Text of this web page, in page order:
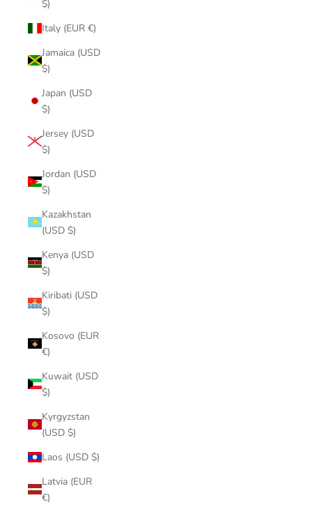
$)
Italy (EUR €)
Jamaica (USD
$)
Japan (USD
$)
Jersey (USD
$)
Jordan (USD
$)
Kazakhstan
(USD $)
Kenya (USD
$)
Kiribati (USD
$)
Kosovo (EUR
€)
Kuwait (USD
$)
Kyrgyzstan
(USD $)
Laos (USD $)
Latvia (EUR
€)